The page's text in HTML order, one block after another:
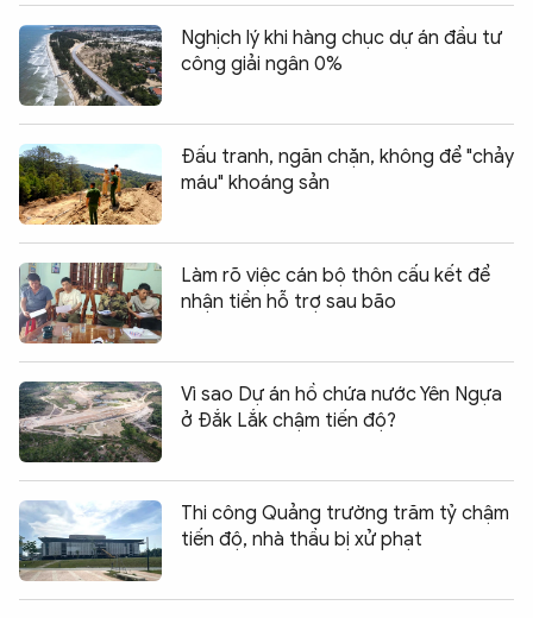
Nghịch lý khi hàng chục dự án đầu tư
công giải ngân 0%
Đấu tranh, ngăn chặn, không để "chảy
máu" khoáng sản
Làm rõ việc cán bộ thôn cấu kết để
nhận tiền hỗ trợ sau bão
Vì sao Dự án hồ chứa nước Yên Ngựa
ở Đắk Lắk chậm tiến độ?
Thi công Quảng trường trăm tỷ chậm
tiến độ, nhà thầu bị xử phạt